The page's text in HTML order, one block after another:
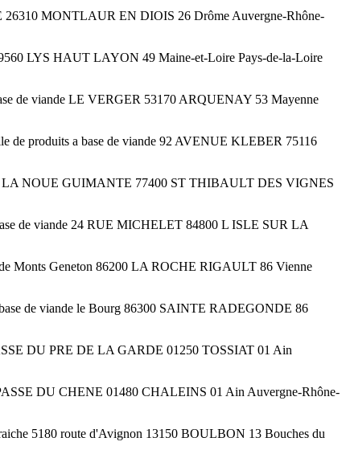
26310 MONTLAUR EN DIOIS 26 Drôme Auvergne-Rhône-
LYS HAUT LAYON 49 Maine-et-Loire Pays-de-la-Loire
de viande LE VERGER 53170 ARQUENAY 53 Mayenne
produits a base de viande 92 AVENUE KLEBER 75116
LA NOUE GUIMANTE 77400 ST THIBAULT DES VIGNES
de viande 24 RUE MICHELET 84800 L ISLE SUR LA
Monts Geneton 86200 LA ROCHE RIGAULT 86 Vienne
de viande le Bourg 86300 SAINTE RADEGONDE 86
DU PRE DE LA GARDE 01250 TOSSIAT 01 Ain
DU CHENE 01480 CHALEINS 01 Ain Auvergne-Rhône-
5180 route d'Avignon 13150 BOULBON 13 Bouches du